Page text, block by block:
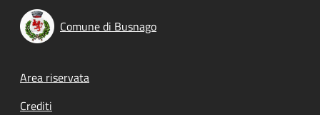
Comune di Busnago
Footer menu
Area riservata
Crediti